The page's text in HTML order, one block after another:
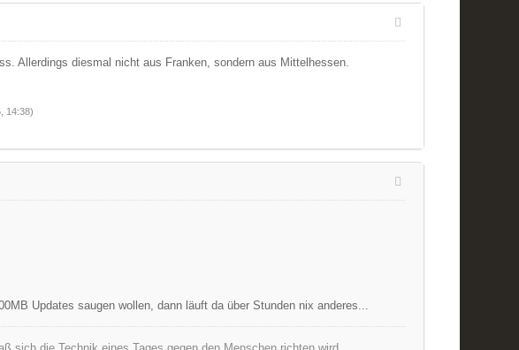
Allerdings diesmal nicht aus Franken, sondern aus Mittelhessen.
14:38)
Updates saugen wollen, dann läuft da über Stunden nix anderes...
sich die Technik eines Tages gegen den Menschen richten wird.